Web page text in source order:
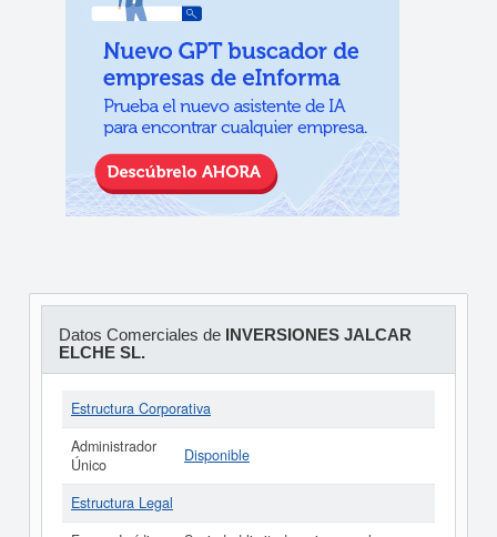
Datos Comerciales de INVERSIONES JALCAR
ELCHE SL.
Estructura Corporativa
Administrador
Único
Disponible
Estructura Legal